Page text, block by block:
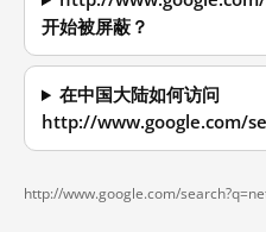
开始被屏蔽？
在中国大陆如何访问
http://www.google.com/
http://www.google.com/